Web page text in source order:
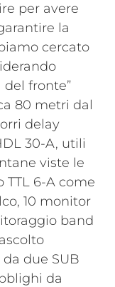
per avere
la
cercato
fronte”
80 metri dal
delay
30-A, utili
viste le
TTL 6-A come
10 monitor
band
due SUB
da